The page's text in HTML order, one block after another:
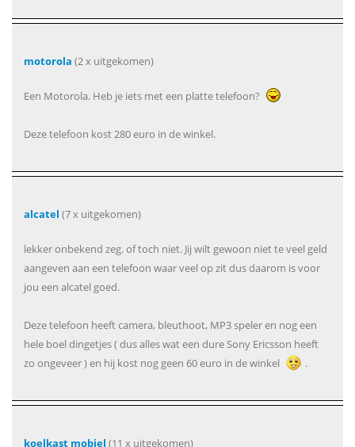
motorola (2 x uitgekomen)
Een Motorola. Heb je iets met een platte telefoon?
Deze telefoon kost 280 euro in de winkel.
alcatel (7 x uitgekomen)
lekker onbekend zeg. of toch niet. Jij wilt gewoon niet te veel geld
aangeven aan een telefoon waar veel op zit dus daarom is voor
jou een alcatel goed.
Deze telefoon heeft camera, bleuthoot, MP3 speler en nog een
hele boel dingetjes ( dus alles wat een dure Sony Ericsson heeft
zo ongeveer ) en hij kost nog geen 60 euro in de winkel
.
koelkast mobiel (11 x uitgekomen)